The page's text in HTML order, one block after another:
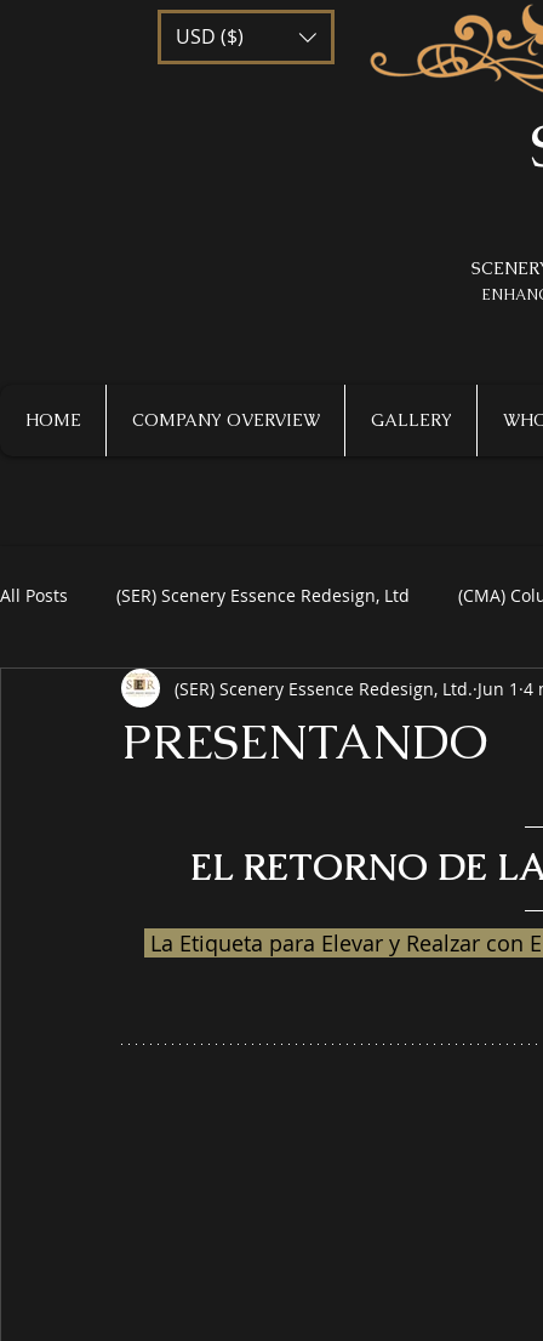
USD ($)
HOME COMPANY OVERVIEW GALLERY
All Posts (SER) Scenery Essence Redesign, Ltd (CMA)
Art For Homes Watercolors Commercial Art
PRESENTANDO
(SER) Scenery Essence Redesign, Ltd. Jun 1 4
EL RETORNO DE